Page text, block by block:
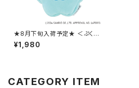
★8月下旬入荷予定★ ＜ぷくま
る×サンリオキャラクターズ＞ ミ
ニチャームポーチ ハンギョドン
¥1,980
CATEGORY ITEM